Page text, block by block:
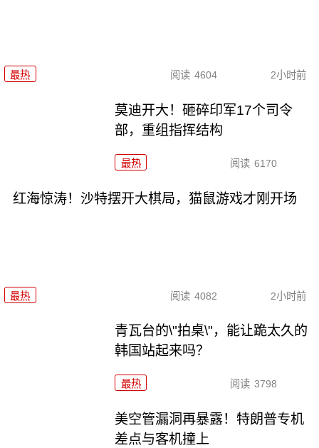
最热 阅读 4604 2小时前
莫迪开大！砸碎印军17个司令
部，重组指挥结构
最热 阅读 6170
红海惊涛！沙特摆开大棋局，猫鼠游戏才刚开场
最热 阅读 4082 2小时前
青瓦台的\"拍桌\"，能让跪太久的
韩国站起来吗？
最热 阅读 3798
美空管漏洞再暴露！特朗普专机
差点与客机撞上